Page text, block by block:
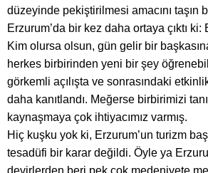
düzeyinde pekiştirilmesi amacını taşın
Erzurum’da bir kez daha ortaya çıktı
Kim olursa olsun, gün gelir bir
herkes birbirinden yeni bir şey
görkemli açılışta ve sonrasındaki
daha kanıtlandı. Meğerse birbirimizi
kaynaşmaya çok ihtiyacımız varmış.
Hiç kuşku yok ki, Erzurum’un turizm
tesadüfi bir karar değildi. Öyle ya